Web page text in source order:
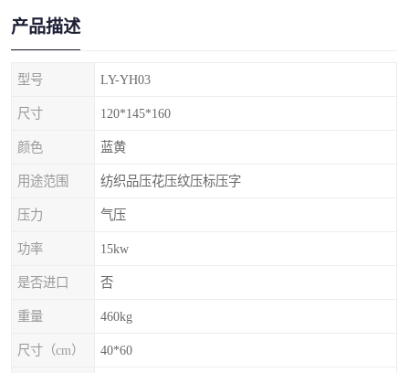
产品描述
型号 LY-YH03
尺寸 120*145*160
颜色 蓝黄
用途范围 纺织品压花压纹压标压字
压力 气压
功率 15kw
是否进口 否
重量 460kg
尺寸（cm） 40*60